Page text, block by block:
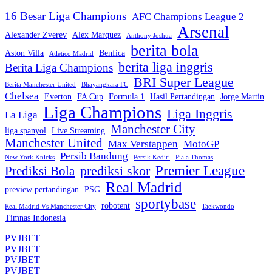
16 Besar Liga Champions AFC Champions League 2
Alexander Zverev Alex Marquez Anthony Joshua Arsenal
Aston Villa Atletico Madrid Benfica berita bola
Berita Liga Champions berita liga inggris
Berita Manchester United Bhayangkara FC BRI Super League
Chelsea Everton FA Cup Formula 1 Hasil Pertandingan Jorge Martin
La Liga Liga Champions Liga Inggris
liga spanyol Live Streaming Manchester City
Manchester United Max Verstappen MotoGP
New York Knicks Persib Bandung Persik Kediri Piala Thomas
Prediksi Bola prediksi skor Premier League
preview pertandingan PSG Real Madrid
Real Madrid Vs Manchester City robotent sportybase Taekwondo
Timnas Indonesia
PVJBET
PVJBET
PVJBET
PVJBET